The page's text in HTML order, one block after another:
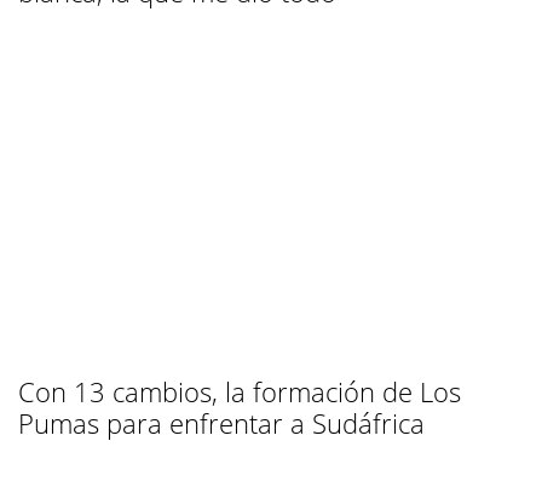
Con 13 cambios, la formación de Los
Pumas para enfrentar a Sudáfrica